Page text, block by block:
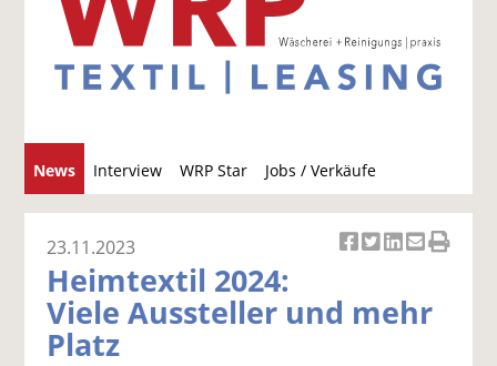
News Interview WRP Star Jobs / Verkäufe
u
c
k k k k
23.11.2023
Heimtextil 2024:
Viele Aussteller und mehr
Platz